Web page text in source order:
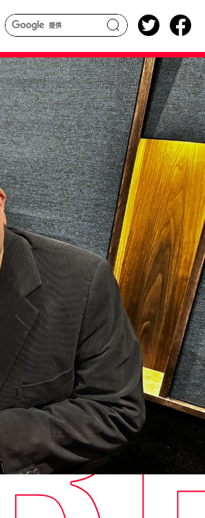
search